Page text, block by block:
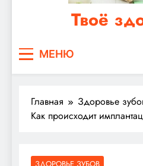
Твоё
мужском
МЕНЮ
Главная
Здоровье
Как происходит
ЗДОРОВЬЕ ЗУБОВ